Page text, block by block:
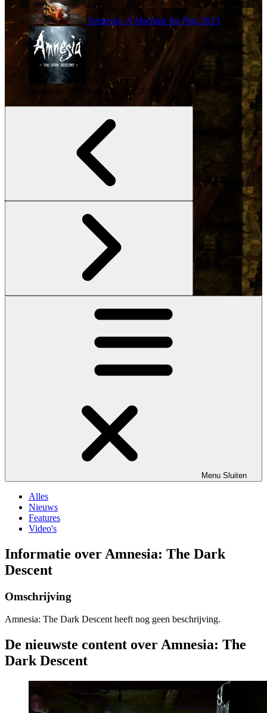
Amnesia: A Machine for Pigs 2013
Deze game
Amnesia: The Dark Descent 2010
Menu Sluiten
Alles
Nieuws
Features
Video's
Informatie over Amnesia: The Dark
Descent
Omschrijving
Amnesia: The Dark Descent heeft nog geen beschrijving.
De nieuwste content over Amnesia: The
Dark Descent